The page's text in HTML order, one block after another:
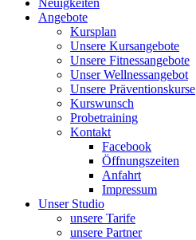
Neuigkeiten
Angebote
Kursplan
Unsere Kursangebote
Unsere Fitnessangebote
Unser Wellnessangebot
Unsere Präventionskurse
Kurswunsch
Probetraining
Kontakt
Facebook
Öffnungszeiten
Anfahrt
Impressum
Unser Studio
unsere Tarife
unsere Partner